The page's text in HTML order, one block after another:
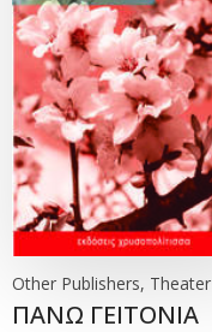
Other Publishers, Theater
ΠΑΝΩ ΓΕΙΤΟΝΙΑ